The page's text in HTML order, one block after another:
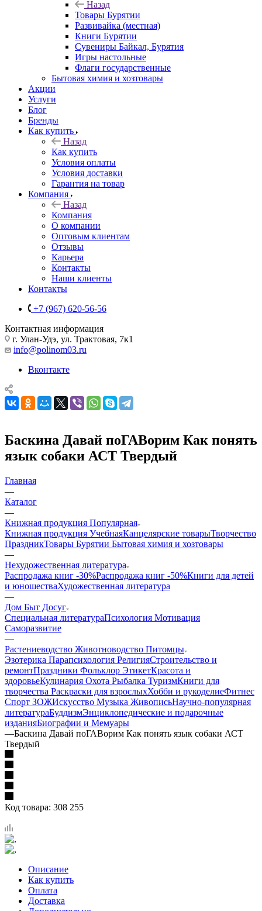
Назад
Товары Бурятии
Развивайка (местная)
Книги Бурятии
Сувениры Байкал, Бурятия
Игры настольные
Флаги государственные
Бытовая химия и хозтовары
Акции
Услуги
Блог
Бренды
Как купить
Назад
Как купить
Условия оплаты
Условия доставки
Гарантия на товар
Компания
Назад
Компания
О компании
Оптовым клиентам
Отзывы
Карьера
Контакты
Наши клиенты
Контакты
+7 (967) 620-56-56
Контактная информация
г. Улан-Удэ, ул. Трактовая, 7к1
info@polinom03.ru
Вконтакте
Баскина Давай поГАВорим Как понять
язык собаки АСТ Твердый
Главная
—
Каталог
—
Книжная продукция Популярная
Книжная продукция УчебнаяКанцелярские товарыТворчество
ПраздникТовары Бурятии Бытовая химия и хозтовары
—
Нехудожественная литература
Распродажа книг -30%Распродажа книг -50%Книги для детей
и юношестваХудожественная литература
—
Дом Быт Досуг
Специальная литератураПсихология Мотивация
Саморазвитие
—
Растениеводство Животноводство Питомцы
Эзотерика Парапсихология РелигияСтроительство и
ремонтПраздники Фольклор ЭтикетКрасота и
здоровьеКулинария Охота Рыбалка ТуризмКниги для
творчества Раскраски для взрослыхХобби и рукоделиеФитнес
Спорт ЗОЖИскусство Музыка ЖивописьНаучно-популярная
литератураБуддизмЭнциклопедические и подарочные
изданияБиографии и Мемуары
—Баскина Давай поГАВорим Как понять язык собаки АСТ
Твердый
Код товара: 308 255
Описание
Как купить
Оплата
Доставка